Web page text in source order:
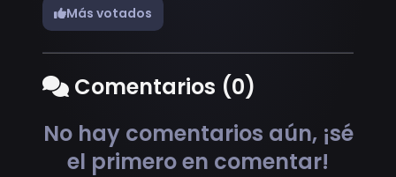
Más votados
Comentarios (0)
No hay comentarios aún, ¡sé
el primero en comentar!